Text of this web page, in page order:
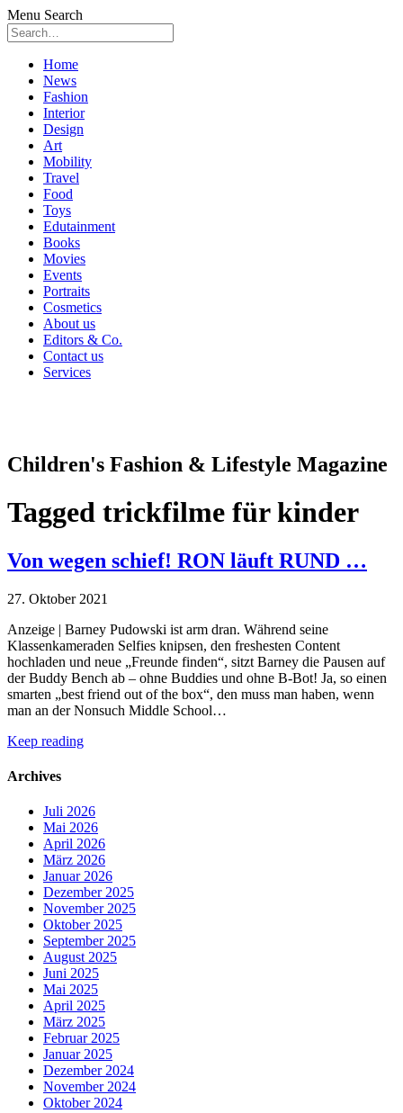
Menu Search
Skip
content
Home
News
Fashion
Interior
Design
Art
Mobility
Travel
Food
Toys
Edutainment
Books
Movies
Events
Portraits
Cosmetics
About us
Editors & Co.
Contact us
Services
Children's Fashion & Lifestyle Magazine
Tagged trickfilme für kinder
Von wegen schief! RON läuft RUND …
27. Oktober 2021
Anzeige | Barney Pudowski ist arm dran. Während seine
Klassenkameraden Selfies knipsen, den freshesten Content
hochladen und neue „Freunde finden“, sitzt Barney die Pausen auf
der Buddy Bench ab – ohne Buddies und ohne B-Bot! Ja, so einen
smarten „best friend out of the box“, den muss man haben, wenn
man an der Nonsuch Middle School…
Keep reading
Archives
Juli 2026
Mai 2026
April 2026
März 2026
Januar 2026
Dezember 2025
November 2025
Oktober 2025
September 2025
August 2025
Juni 2025
Mai 2025
April 2025
März 2025
Februar 2025
Januar 2025
Dezember 2024
November 2024
Oktober 2024